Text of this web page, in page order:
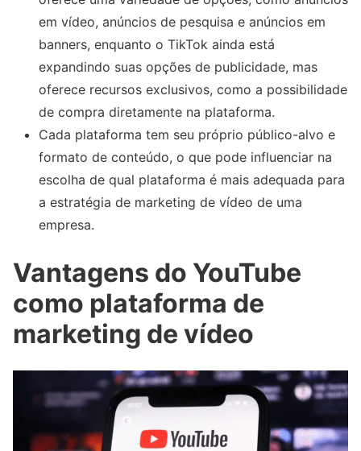
em vídeo, anúncios de pesquisa e anúncios em
banners, enquanto o TikTok ainda está
expandindo suas opções de publicidade, mas
oferece recursos exclusivos, como a possibilidade
de compra diretamente na plataforma.
Cada plataforma tem seu próprio público-alvo e
formato de conteúdo, o que pode influenciar na
escolha de qual plataforma é mais adequada para
a estratégia de marketing de vídeo de uma
empresa.
Vantagens do YouTube
como plataforma de
marketing de vídeo